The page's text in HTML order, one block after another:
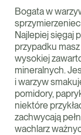
Bogata w
Najlepiej sięgaj
przypadku
wysokiej
mineralnych.
i warzyw
pomidory,
niektóre
zachwycają
wachlarz